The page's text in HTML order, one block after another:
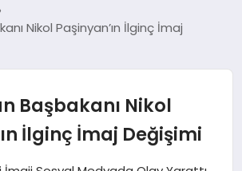
Nikol Paşinyan’ın İlginç İmaj
Başbakanı Nikol
İlginç İmaj Değişimi